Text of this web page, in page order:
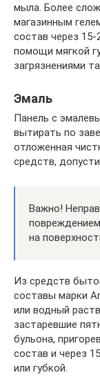
мыла. Более
магазинным
состав через
помощи мягкой
загрязнениями
Эмаль
Панель с
вытирать по
отложенная
средств,
Важно!
на
Из средств
составы марки
или водный
застаревшие
бульона,
состав и через
или губкой.